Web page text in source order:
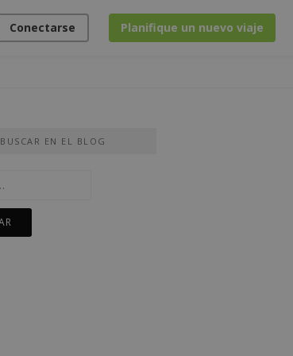
Conectarse Planifique un nuevo viaje
BUSCAR EN EL BLOG